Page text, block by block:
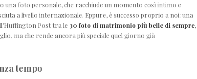
una foto personale, che racchiude un momento così intimo e
a livello internazionale. Eppure, è successo proprio a noi: una
Post tra le 30 foto di matrimonio più belle di sempre,
ma che rende ancora più speciale quel giorno già
tempo